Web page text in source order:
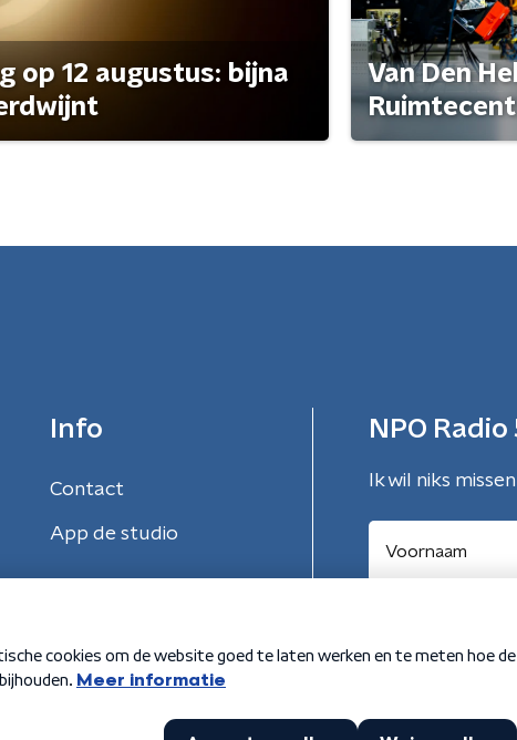
op 12 augustus: bijna
Van Den
Info
Contact
App de studio
NPO
Ik wil niks